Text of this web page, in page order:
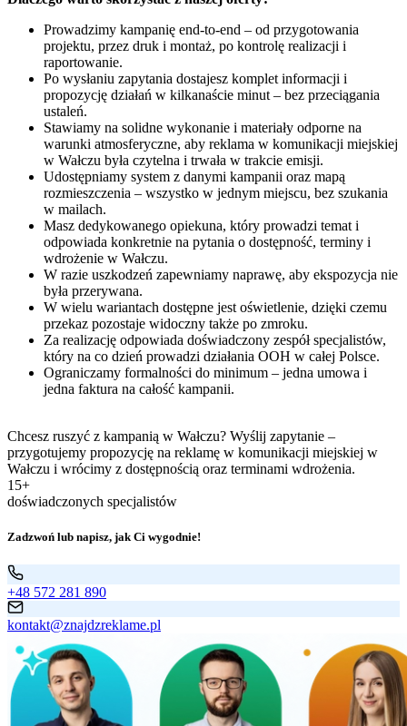
Prowadzimy kampanię end-to-end – od przygotowania
projektu, przez druk i montaż, po kontrolę realizacji i
raportowanie.
Po wysłaniu zapytania dostajesz komplet informacji i
propozycję działań w kilkanaście minut – bez przeciągania
ustaleń.
Stawiamy na solidne wykonanie i materiały odporne na
warunki atmosferyczne, aby reklama w komunikacji miejskiej
w Wałczu była czytelna i trwała w trakcie emisji.
Udostępniamy system z danymi kampanii oraz mapą
rozmieszczenia – wszystko w jednym miejscu, bez szukania
w mailach.
Masz dedykowanego opiekuna, który prowadzi temat i
odpowiada konkretnie na pytania o dostępność, terminy i
wdrożenie w Wałczu.
W razie uszkodzeń zapewniamy naprawę, aby ekspozycja nie
była przerywana.
W wielu wariantach dostępne jest oświetlenie, dzięki czemu
przekaz pozostaje widoczny także po zmroku.
Za realizację odpowiada doświadczony zespół specjalistów,
który na co dzień prowadzi działania OOH w całej Polsce.
Ograniczamy formalności do minimum – jedna umowa i
jedna faktura na całość kampanii.
Chcesz ruszyć z kampanią w Wałczu? Wyślij zapytanie –
przygotujemy propozycję na reklamę w komunikacji miejskiej w
Wałczu i wrócimy z dostępnością oraz terminami wdrożenia.
15+
doświadczonych specjalistów
Zadzwoń lub napisz, jak Ci wygodnie!
+48 572 281 890
kontakt@znajdzreklame.pl